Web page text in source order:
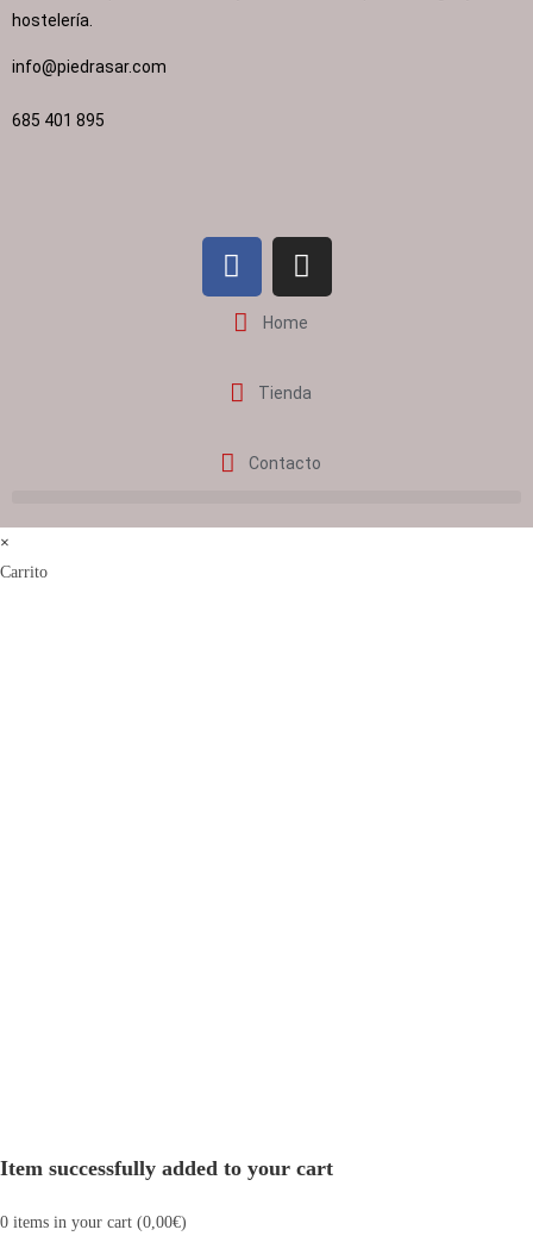
hostelería.
info@piedrasar.com​
685 401 895
Home
Tienda
Contacto
×
Carrito
Item successfully added to your cart
0 items in your cart (0,00€)